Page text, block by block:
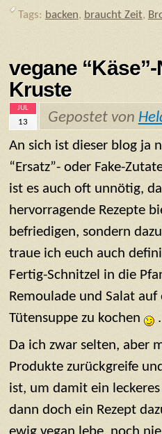
Tags: backen, braucht Zeit,
vegane
Kruste
JUL
13 Gepostet von
An sich ist dieser blog ja
“Ersatz”- oder Fake-
ist es auch oft unnötig,
hervorragende Rezepte
befriedigen, sondern
traue ich euch auch
Fertig-Schnitzel in die
Remoulade und Salat
Tütensuppe zu kochen
.
Da ich zwar selten, aber
Produkte zurückgreife
ist, um damit ein
dann doch ein Rezept